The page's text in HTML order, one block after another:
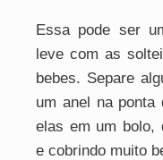
Essa pode ser
leve com as
bebes. Separe
um anel na ponta
elas em um bolo,
e cobrindo muito